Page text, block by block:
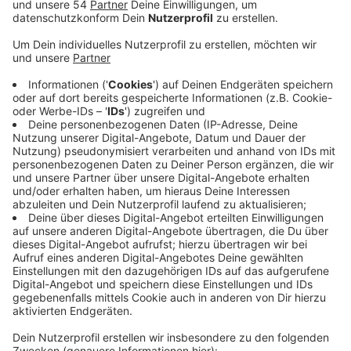
Dienstag, 14.06.2022 15:20
Die Auswirkungen der Corona-Pandemie, hohe
Temperaturen, Ferien und Feiertage, sowie ein hohes
Reiseaufkommen sorgten seit Wochen für weniger
Spenden. Auch der für uns zuständige
Blutspendedienst West appelliert dazu, dringend Blut
zu spenden. Das Spenderblut wird derzeit vor allem für
OPs gebraucht, die wegen Corona aufgeschoben
wurden und jetzt nachgeholt werden sollen. Generell
hilft Spenderblut aber auch Unfallopfern oder
Krebspatienten. Die nächsten Blutspendetermine in
Mönchengladbach sind am 21. Juni in der Katholischen
Grundschule Holt und zwei Tage später im Vorsthaus